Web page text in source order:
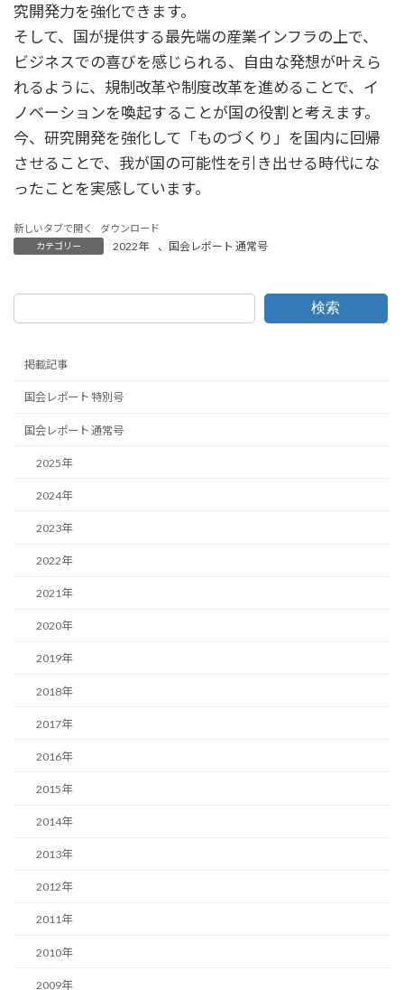
究開発力を強化できます。
そして、国が提供する最先端の産業インフラの上で、
ビジネスでの喜びを感じられる、自由な発想が叶えら
れるように、規制改革や制度改革を進めることで、イ
ノベーションを喚起することが国の役割と考えます。
今、研究開発を強化して「ものづくり」を国内に回帰
させることで、我が国の可能性を引き出せる時代にな
ったことを実感しています。
新しいタブで開く ダウンロード
カテゴリー 2022年 、 国会レポート 通常号
検索
掲載記事
国会レポート 特別号
国会レポート 通常号
2025年
2024年
2023年
2022年
2021年
2020年
2019年
2018年
2017年
2016年
2015年
2014年
2013年
2012年
2011年
2010年
2009年